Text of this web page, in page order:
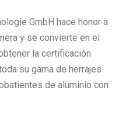
GmbH hace honor a
y se convierte en el
la certificación
su gama de herrajes
de aluminio con